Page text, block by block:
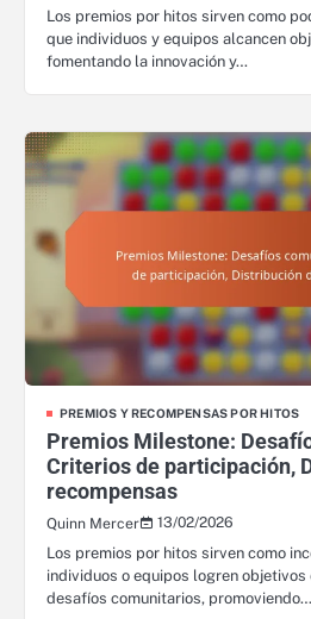
Los premios por hitos sirven como
que individuos y equipos alcancen
fomentando la innovación y…
PREMIOS Y RECOMPENSAS POR HITOS
Premios Milestone:
Criterios de participación,
recompensas
Quinn Mercer
13/02/2026
Los premios por hitos sirven como
individuos o equipos logren
desafíos comunitarios, promoviendo…